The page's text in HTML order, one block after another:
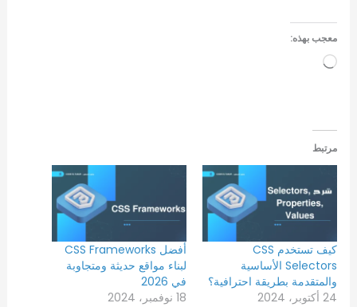
معجب بهذه:
جاري
مرتبط
كيف تستخدم CSS
Selectors الأساسية
والمتقدمة بطريقة احترافية؟
24 أكتوبر، 2024
أفضل CSS Frameworks
لبناء مواقع حديثة ومتجاوبة
في 2026
18 نوفمبر، 2024